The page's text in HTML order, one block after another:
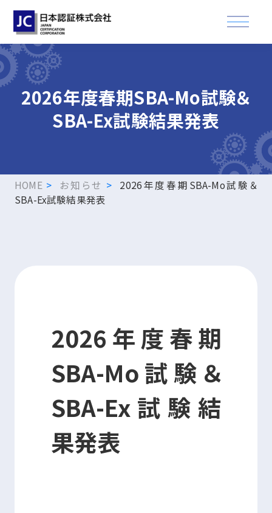
資格認証試験
企業情報
お知らせ
申込・マイページ
2026年度春期SBA-Mo試験＆
SBA-Ex試験結果発表
HOME お知らせ
2026年度春期SBA-Mo試験＆
SBA-Ex試験結果発表
2026年度春期
SBA-Mo試験＆
SBA-Ex試験結
果発表